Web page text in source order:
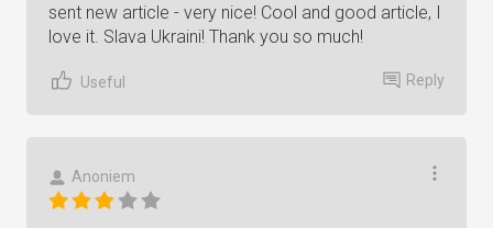
sent new article - very nice! Cool and good article, I
love it. Slava Ukraini! Thank you so much!
Useful Reply
Anoniem